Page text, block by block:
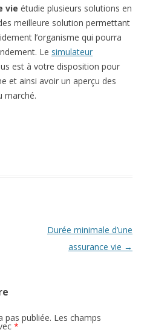
vie étudie plusieurs solutions en
meilleure solution permettant
l’organisme qui pourra
Le simulateur
est à votre disposition pour
et ainsi avoir un aperçu des
marché.
Durée minimale d’une
assurance vie →
pas publiée. Les champs
*